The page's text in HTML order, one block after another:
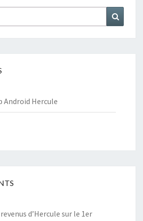
Android Hercule
d’Hercule sur le 1er